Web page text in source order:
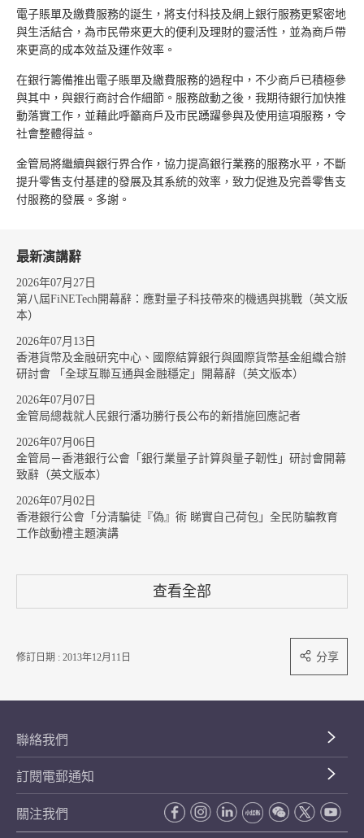
電子賬單及繳費服務的誕生，將支付科技及網上銀行服務更緊密地
與生活結合，為市民帶來更大的便利及理財的靈活性，並為商戶帶
來更高的成本效益及運作效率。
在銀行籌備推出電子賬單及繳費服務的過程中，不少商戶已積極參
與其中，與銀行商討合作細節。服務啟動之後，我期待銀行加快推
動落實工作，並藉此呼籲商戶及市民踴躍參與及使用這項服務，令
社會整體得益。
金管局將繼續與銀行界合作，協力提高銀行業務的服務水平，不斷
提升零售支付基建的發展及其系統的效率，致力促進及完善零售支
付服務的發展。多謝。
最新演講辭
2026年07月27日
第八屆FiNETech開幕辭：應對量子科技帶來的機遇與挑戰（英文版
本）
2026年07月13日
香港貨幣及金融研究中心、國際結算銀行與國際貨幣基金組織合辦
研討會 「全球互聯互通與金融穩定」開幕辭（英文版本）
2026年07月07日
金管局總裁就人民銀行潘功勝行長公布的新措施回應記者
2026年07月06日
金管局－香港銀行公會「銀行業量子計算與量子韌性」研討會開幕
致辭（英文版本）
2026年07月02日
香港銀行公會「分清騙徒『偽』術 睇實自己荷包」全民防騙教育
工作啟動禮主題演講
查看全部
修訂日期 : 2013年12月11日 分享
聯絡我們
訂閱電郵通知
關注我們